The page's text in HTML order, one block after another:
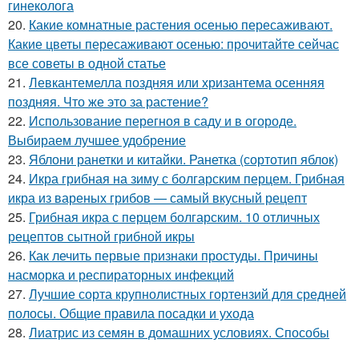
гинеколога
20. Какие комнатные растения осенью пересаживают.
Какие цветы пересаживают осенью: прочитайте сейчас
все советы в одной статье
21. Левкантемелла поздняя или хризантема осенняя
поздняя. Что же это за растение?
22. Использование перегноя в саду и в огороде.
Выбираем лучшее удобрение
23. Яблони ранетки и китайки. Ранетка (сортотип яблок)
24. Икра грибная на зиму с болгарским перцем. Грибная
икра из вареных грибов — самый вкусный рецепт
25. Грибная икра с перцем болгарским. 10 отличных
рецептов сытной грибной икры
26. Как лечить первые признаки простуды. Причины
насморка и респираторных инфекций
27. Лучшие сорта крупнолистных гортензий для средней
полосы. Общие правила посадки и ухода
28. Лиатрис из семян в домашних условиях. Способы